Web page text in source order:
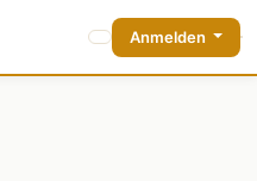
Anmelden